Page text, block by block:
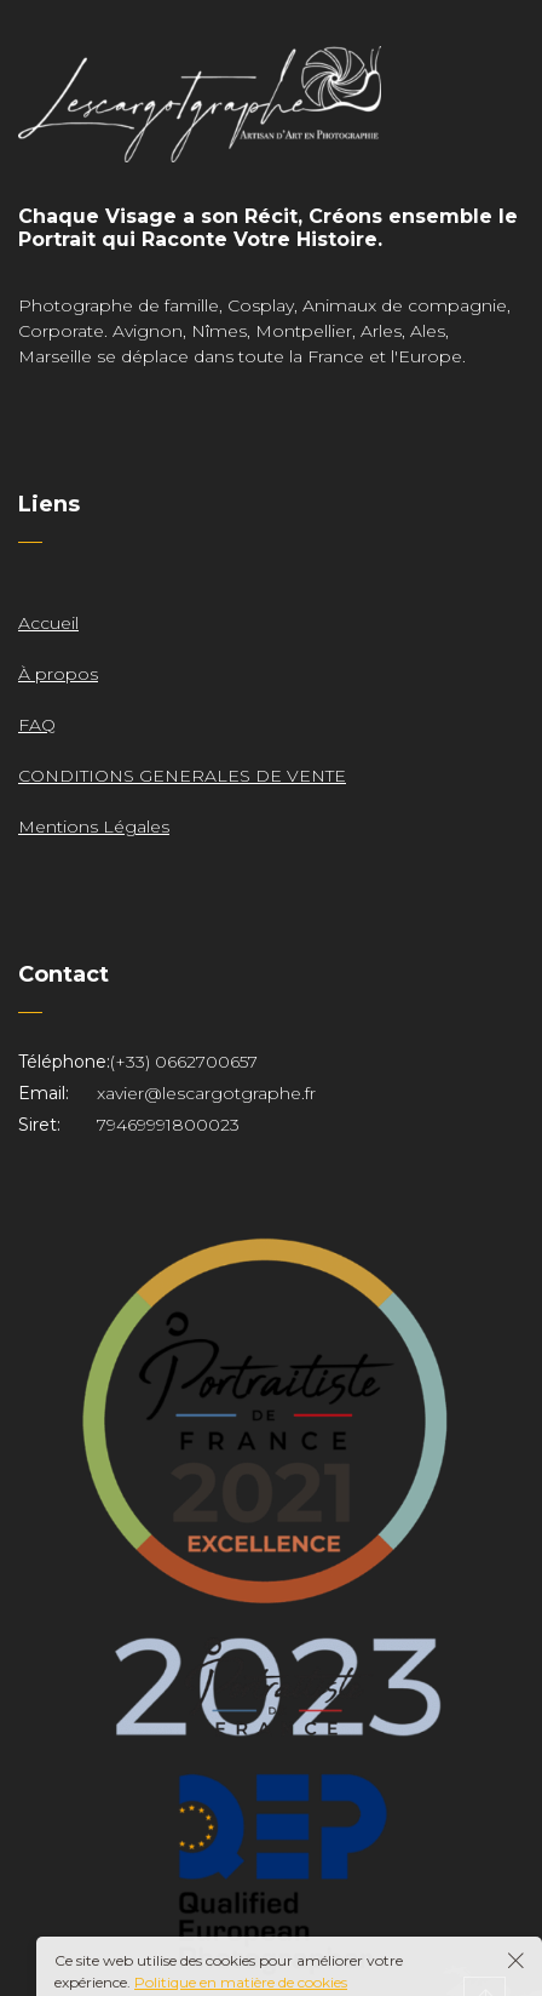
Chaque Visage a son Récit, Créons ensemble le
Portrait qui Raconte Votre Histoire.
Photographe de famille, Cosplay, Animaux de compagnie,
Corporate. Avignon, Nîmes, Montpellier, Arles, Ales,
Marseille se déplace dans toute la France et l'Europe.
Liens
Accueil
À propos
FAQ
CONDITIONS GENERALES DE VENTE
Mentions Légales
Contact
Téléphone:(+33) 0662700657
Email:
xavier@lescargotgraphe.fr
Siret:
79469991800023
Ce site web utilise des cookies pour améliorer votre
expérience. Politique en matière de cookies